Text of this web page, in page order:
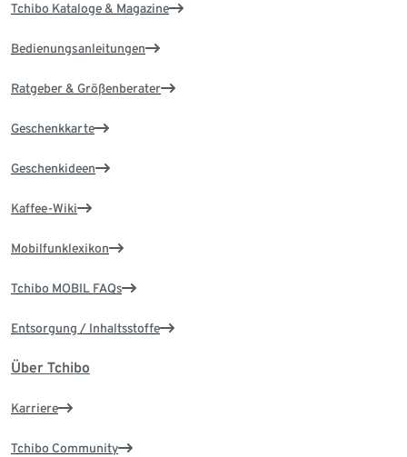
Tchibo Kataloge & Magazine
Bedienungsanleitungen
Ratgeber & Größenberater
Geschenkkarte
Geschenkideen
Kaffee-Wiki
Mobilfunklexikon
Tchibo MOBIL FAQs
Entsorgung / Inhaltsstoffe
Über Tchibo
Karriere
Tchibo Community